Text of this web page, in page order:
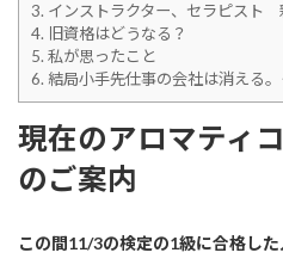
3. インストラクター、セラピスト
4. 旧資格はどうなる？
5. 私が思ったこと
6. 結局小手先仕事の会社は消える
現在のアロマティ
のご案内
この間11/3の検定の1級に合格した